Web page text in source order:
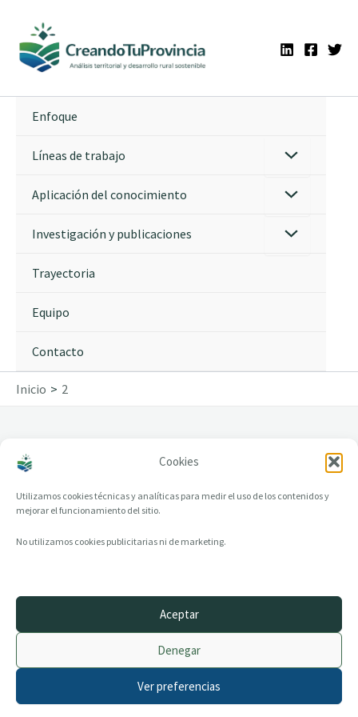
Cookies
Utilizamos cookies técnicas y analíticas para medir el uso de los contenidos y
mejorar el funcionamiento del sitio.
No utilizamos cookies publicitarias ni de marketing.
Aceptar
Denegar
Ver preferencias
contenido
Enfoque
Líneas de trabajo
Aplicación del conocimiento
Investigación y publicaciones
Trayectoria
Equipo
Contacto
Inicio 2
2
© 2014–2026 creandotuprovincia.es · Todos los derechos reservados
Política de Cookies
Archivo histórico